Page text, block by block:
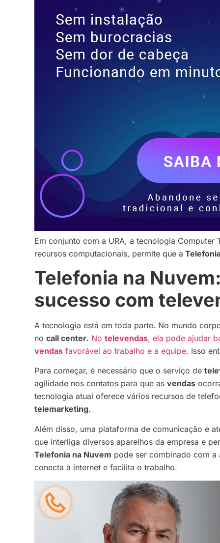
Em conjunto com a URA, a tecnologia
recursos computacionais, permite que a
Telefonia na
sucesso com
A tecnologia está em toda parte. No mundo
no call center. No televendas, ela pode ajudar
vendas favorável ao trabalho e a equipe. Isso
Para começar, é necessário que o serviço de
agilidade nos contatos para que as vendas
tecnologia atual oferece vários recursos de
telemarketing.
Além disso, uma plataforma de comunicação e
que interliga diversos aparelhos da empresa e
Telefonia na Nuvem pode ser combinado com
conecta à internet e facilita o trabalho.